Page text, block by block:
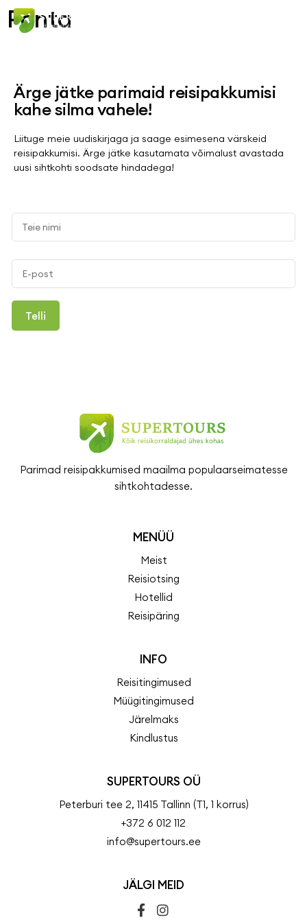
Ponta
Ärge jätke parimaid reisipakkumisi
kahe silma vahele!
Liituge meie uudiskirjaga ja saage esimesena värskeid
reisipakkumisi. Ärge jätke kasutamata võimalust avastada
uusi sihtkohti soodsate hindadega!
Telli
Parimad reisipakkumised maailma populaarseimatesse
sihtkohtadesse.
MENÜÜ
Meist
Reisiotsing
Hotellid
Reisipäring
INFO
Reisitingimused
Müügitingimused
Järelmaks
Kindlustus
SUPERTOURS OÜ
Peterburi tee 2, 11415 Tallinn (T1, 1 korrus)
+372 6 012 112
info@supertours.ee
JÄLGI MEID